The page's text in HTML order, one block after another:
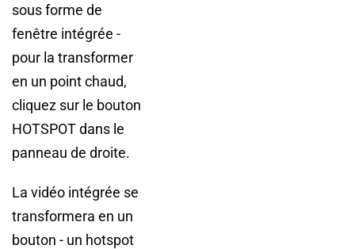
sous forme de
fenêtre intégrée -
pour la transformer
en un point chaud,
cliquez sur le bouton
HOTSPOT dans le
panneau de droite.
La vidéo intégrée se
transformera en un
bouton - un hotspot